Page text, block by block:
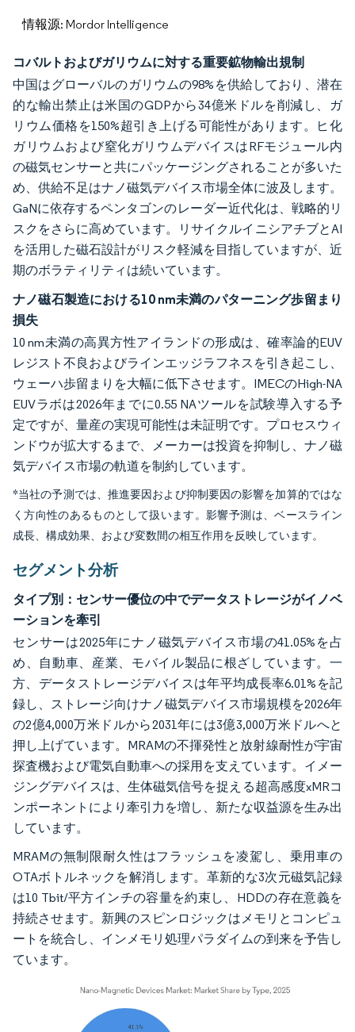
情報源: Mordor Intelligence
コバルトおよびガリウムに対する重要鉱物輸出規制
中国はグローバルのガリウムの98%を供給しており、潜在
的な輸出禁止は米国のGDPから34億米ドルを削減し、ガ
リウム価格を150%超引き上げる可能性があります。ヒ化
ガリウムおよび窒化ガリウムデバイスはRFモジュール内
の磁気センサーと共にパッケージングされることが多いた
め、供給不足はナノ磁気デバイス市場全体に波及します。
GaNに依存するペンタゴンのレーダー近代化は、戦略的リ
スクをさらに高めています。リサイクルイニシアチブとAI
を活用した磁石設計がリスク軽減を目指していますが、近
期のボラティリティは続いています。
ナノ磁石製造における10 nm未満のパターニング歩留まり
損失
10 nm未満の高異方性アイランドの形成は、確率論的EUV
レジスト不良およびラインエッジラフネスを引き起こし、
ウェーハ歩留まりを大幅に低下させます。IMECのHigh-NA
EUVラボは2026年までに0.55 NAツールを試験導入する予
定ですが、量産の実現可能性は未証明です。プロセスウィ
ンドウが拡大するまで、メーカーは投資を抑制し、ナノ磁
気デバイス市場の軌道を制約しています。
*当社の予測では、推進要因および抑制要因の影響を加算的ではな
く方向性のあるものとして扱います。影響予測は、ベースライン
成長、構成効果、および変数間の相互作用を反映しています。
セグメント分析
タイプ別：センサー優位の中でデータストレージがイノベ
ーションを牽引
センサーは2025年にナノ磁気デバイス市場の41.05%を占
め、自動車、産業、モバイル製品に根ざしています。一
方、データストレージデバイスは年平均成長率6.01%を記
録し、ストレージ向けナノ磁気デバイス市場規模を2026年
の2億4,000万米ドルから2031年には3億3,000万米ドルへと
押し上げています。MRAMの不揮発性と放射線耐性が宇宙
探査機および電気自動車への採用を支えています。イメー
ジングデバイスは、生体磁気信号を捉える超高感度xMRコ
ンポーネントにより牽引力を増し、新たな収益源を生み出
しています。
MRAMの無制限耐久性はフラッシュを凌駕し、乗用車の
OTAボトルネックを解消します。革新的な3次元磁気記録
は10 Tbit/平方インチの容量を約束し、HDDの存在意義を
持続させます。新興のスピンロジックはメモリとコンピュ
ートを統合し、インメモリ処理パラダイムの到来を予告し
ています。